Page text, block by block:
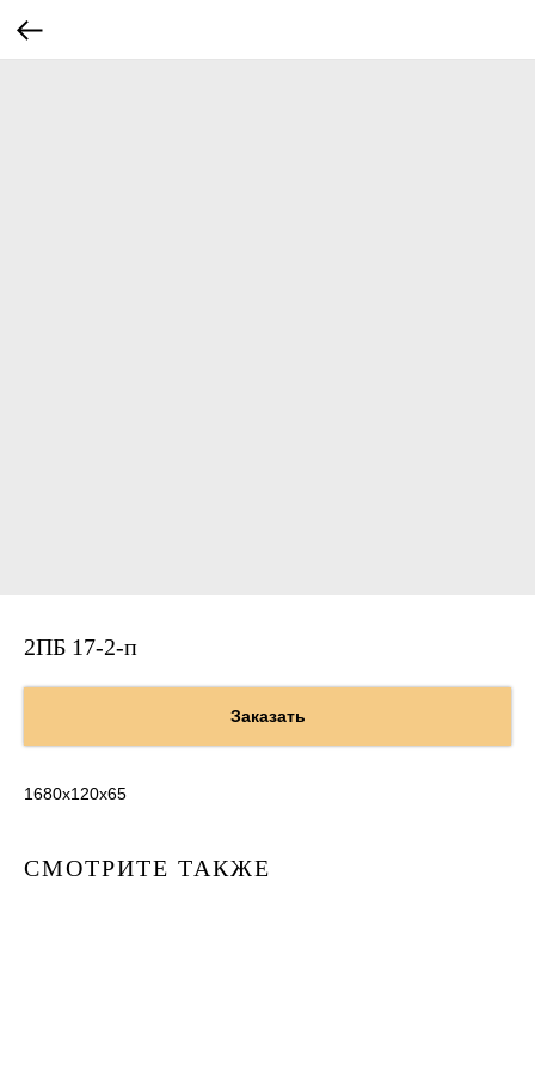
2ПБ 17-2-п
Заказать
1680х120х65
СМОТРИТЕ ТАКЖЕ